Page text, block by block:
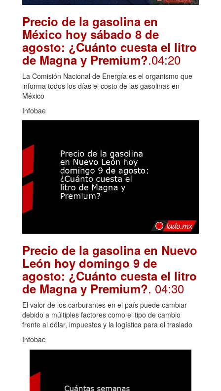
Precio de la gasolina en
México hoy sábado 8 de
agosto: ¿Cuánto cuesta el litro
de Magna y Premium?.04:20
La Comisión Nacional de Energía es el organismo que
informa todos los días el costo de las gasolinas en
México
Infobae
Precio de la gasolina en Nuevo
León hoy domingo 9 de
agosto: ¿Cuánto cuesta el litro
de Magna y Premium?. 04:30
El valor de los carburantes en el país puede cambiar
debido a múltiples factores como el tipo de cambio
frente al dólar, impuestos y la logística para el traslado
Infobae